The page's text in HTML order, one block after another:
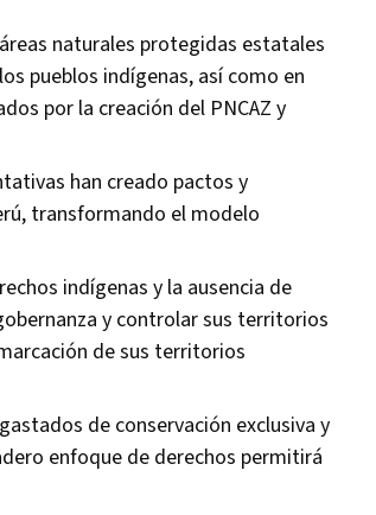
naturales protegidas estatales
pueblos indígenas, así como en
por la creación del PNCAZ y
han creado pactos y
transformando el modelo
indígenas y la ausencia de
y controlar sus territorios
de sus territorios
de conservación exclusiva y
enfoque de derechos permitirá